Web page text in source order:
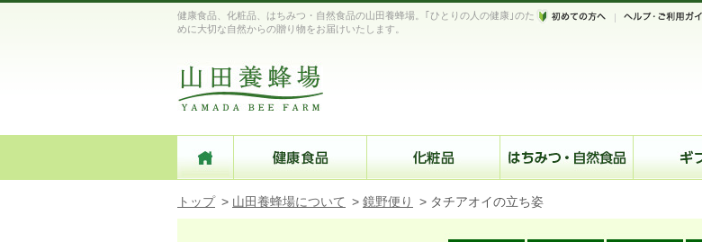
健康食品、化粧品、はちみつ・自然食品の山田養蜂場。｢ひとりの人の健康｣のた
めに大切な自然からの贈り物をお届けいたします。
トップ > 山田養蜂場について > 鏡野便り > タチアオイの立ち姿